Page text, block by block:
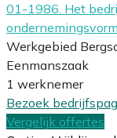
01-1986. Het
Werkgebied
Eenmanszaak
1 werknemer
Bezoek
Vergelijk offertes